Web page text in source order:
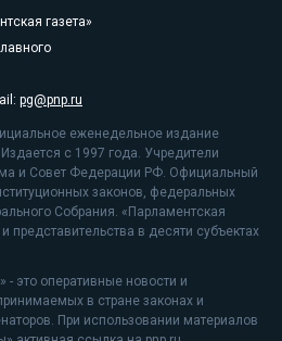
газета»
pg@pnp.ru
еженедельное издание
с 1997 года. Учредители
и Совет Федерации РФ. Официальный
законов, федеральных
Собрания. «Парламентская
представительства в десяти субъектах
- это оперативные новости и
в стране законах и
При использовании материалов